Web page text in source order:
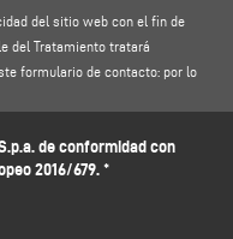
del sitio web con el fin de
del Tratamiento tratará
formulario de contacto: por lo
DE LA PROTECCIÓN DE
la persona de su
de conformidad con
2016/679. *